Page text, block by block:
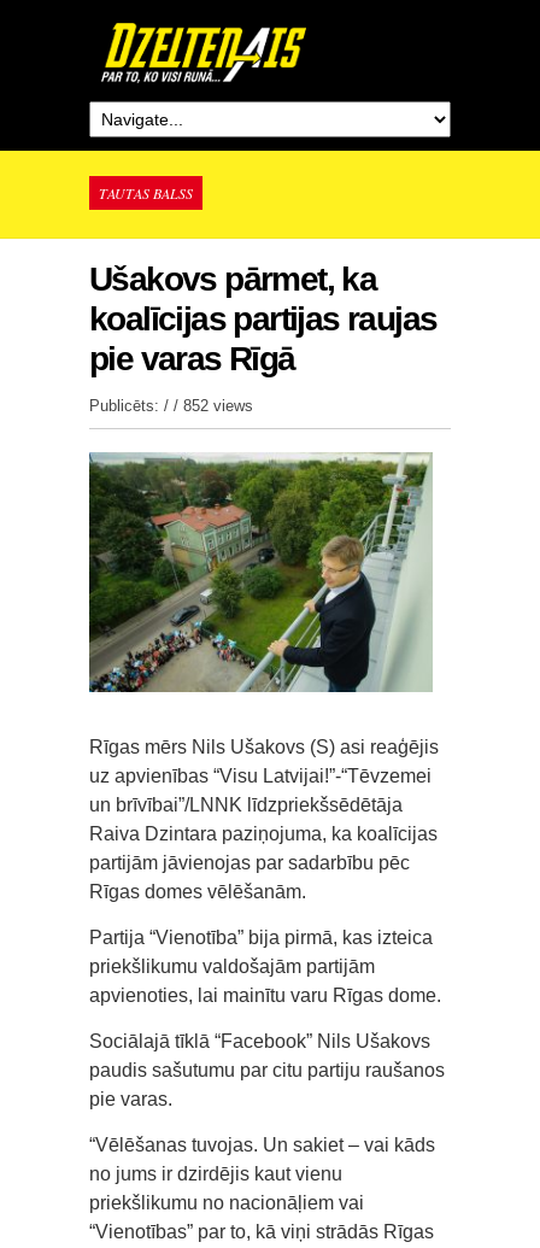
TAUTAS BALSS
Ušakovs pārmet, ka
koalīcijas partijas raujas
pie varas Rīgā
Publicēts: / / 852 views
Rīgas mērs Nils Ušakovs (S) asi reaģējis
uz apvienības “Visu Latvijai!”-“Tēvzemei
un brīvībai”/LNNK līdzpriekšsēdētāja
Raiva Dzintara paziņojuma, ka koalīcijas
partijām jāvienojas par sadarbību pēc
Rīgas domes vēlēšanām.
Partija “Vienotība” bija pirmā, kas izteica
priekšlikumu valdošajām partijām
apvienoties, lai mainītu varu Rīgas dome.
Sociālajā tīklā “Facebook” Nils Ušakovs
paudis sašutumu par citu partiju raušanos
pie varas.
“Vēlēšanas tuvojas. Un sakiet – vai kāds
no jums ir dzirdējis kaut vienu
priekšlikumu no nacionāļiem vai
“Vienotības” par to, kā viņi strādās Rīgas